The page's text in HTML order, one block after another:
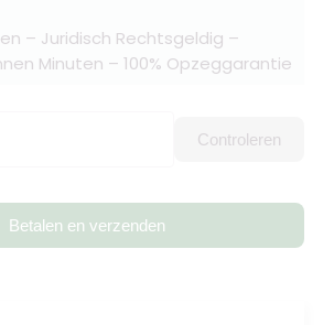
– Juridisch Rechtsgeldig –
Minuten – 100% Opzeggarantie
Controleren
Betalen en verzenden